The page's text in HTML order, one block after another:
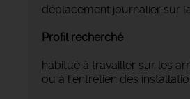
déplacement journalier sur
Profil recherché
habitué à travailler sur les
ou à l'entretien des